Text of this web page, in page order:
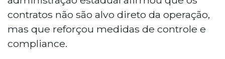
contratos não são alvo direto da operação,
mas que reforçou medidas de controle e
compliance.